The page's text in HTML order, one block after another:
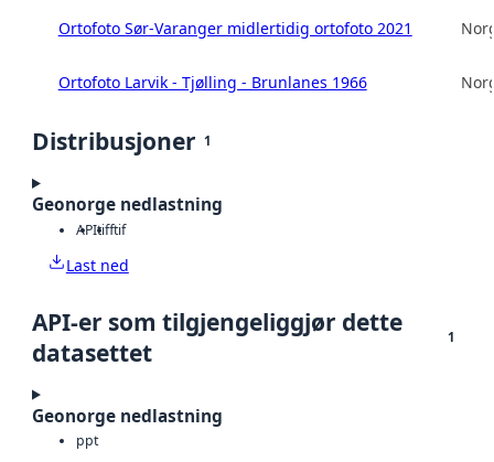
Ortofoto Sør-Varanger midlertidig ortofoto 2021
Ortofoto Larvik - Tjølling - Brunlanes 1966
Distribusjoner 1
Geonorge nedlastning
APItifftif
Last ned
API-er som tilgjengeliggjør dette
datasettet
1
Geonorge nedlastning
ppt